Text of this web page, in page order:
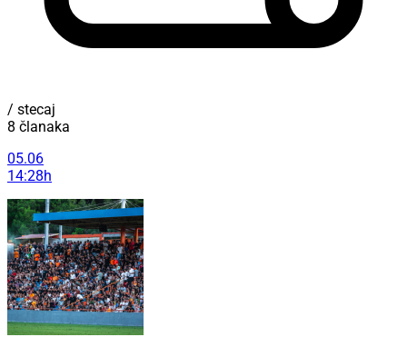
/ stecaj
8 članaka
05.06
14:28h